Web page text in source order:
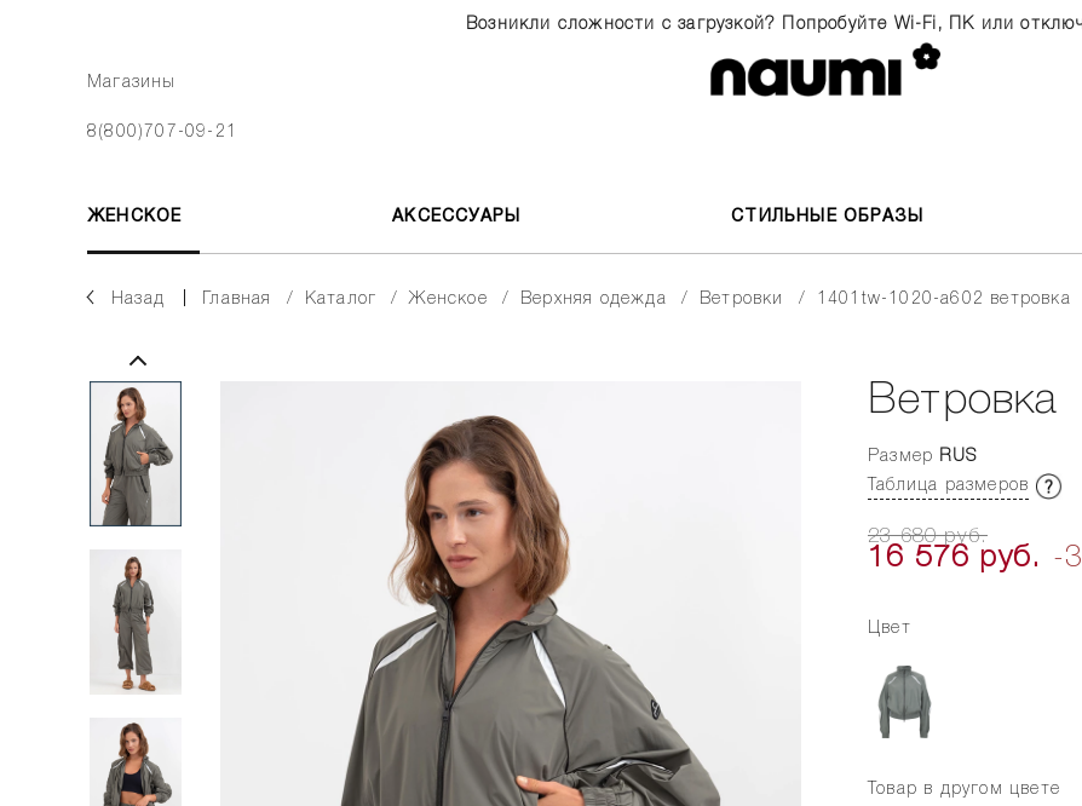
Возникли сложности с загрузкой? Попробуйте Wi-Fi, ПК или
Магазины
8(800)707-09-21
ЖЕНСКОЕ АКСЕССУАРЫ СТИЛЬНЫЕ ОБРАЗЫ
Назад главная каталог женское верхняя одежда ветровки 1401tw-1020-a602 ветровка
Ветровка
Размер
RUS
Таблица размеров
23 680 руб.
16 576 руб. -
Цвет
Товар в другом цвете